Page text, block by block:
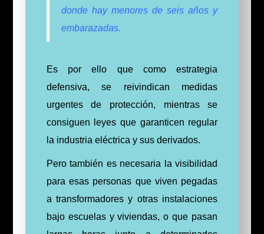
donde hay menores de seis años y
embarazadas.
Es por ello que como estrategia
defensiva, se reivindican medidas
urgentes de protección, mientras se
consiguen leyes que garanticen regular
la industria eléctrica y sus derivados.
Pero también es necesaria la visibilidad
para esas personas que viven pegadas
a transformadores y otras instalaciones
bajo escuelas y viviendas, o que pasan